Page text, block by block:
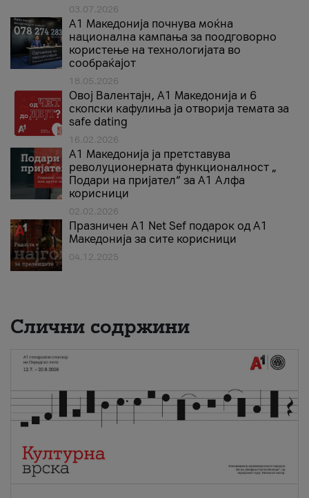
03.07.2026
A1 Македонија почнува моќна
национална кампања за поодговорно
користење на технологијата во
сообраќајот
18.05.2026
Овој Валентајн, A1 Македонија и 6
скопски кафулиња ја отворија темата за
safe dating
16.02.2026
А1 Македонија ја претставува
револуционерната функционалност „
Подари на пријател“ за А1 Алфа
корисници
02.02.2026
Празничен A1 Net Sеf подарок од А1
Македонија за сите корисници
04.12.2025
Слични содржини